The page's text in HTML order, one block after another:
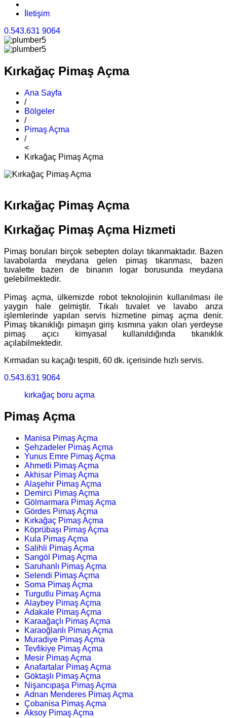
İletişim
0.543.631 9064
Kırkağaç Pimaş Açma
Ana Sayfa
/
Bölgeler
/
Pimaş Açma
/
<
Kırkağaç Pimaş Açma
Kırkağaç Pimaş Açma
Kırkağaç Pimaş Açma Hizmeti
Pimaş boruları birçok sebepten dolayı tıkanmaktadır. Bazen
lavabolarda meydana gelen pimaş tıkanması, bazen
tuvalette bazen de binanın logar borusunda meydana
gelebilmektedir.
Pimaş açma, ülkemizde robot teknolojinin kullanılması ile
yaygın hale gelmiştir. Tıkalı tuvalet ve lavabo arıza
işlemlerinde yapılan servis hizmetine pimaş açma denir.
Pimaş tıkanıklığı pimaşın giriş kısmına yakın olan yerdeyse
pimaş açıcı kimyasal kullanıldığında tıkanıklık
açılabilmektedir.
Kırmadan su kaçağı tespiti, 60 dk. içerisinde hızlı servis.
0.543.631 9064
kırkağaç boru açma
Pimaş Açma
Manisa Pimaş Açma
Şehzadeler Pimaş Açma
Yunus Emre Pimaş Açma
Ahmetli Pimaş Açma
Akhisar Pimaş Açma
Alaşehir Pimaş Açma
Demirci Pimaş Açma
Gölmarmara Pimaş Açma
Gördes Pimaş Açma
Kırkağaç Pimaş Açma
Köprübaşı Pimaş Açma
Kula Pimaş Açma
Salihli Pimaş Açma
Sarıgöl Pimaş Açma
Saruhanlı Pimaş Açma
Selendi Pimaş Açma
Soma Pimaş Açma
Turgutlu Pimaş Açma
Alaybey Pimaş Açma
Adakale Pimaş Açma
Karaağaçlı Pimaş Açma
Karaoğlanlı Pimaş Açma
Muradiye Pimaş Açma
Tevfikiye Pimaş Açma
Mesir Pimaş Açma
Anafartalar Pimaş Açma
Göktaşlı Pimaş Açma
Nişancıpaşa Pimaş Açma
Adnan Menderes Pimaş Açma
Çobanisa Pimaş Açma
Aksoy Pimaş Açma